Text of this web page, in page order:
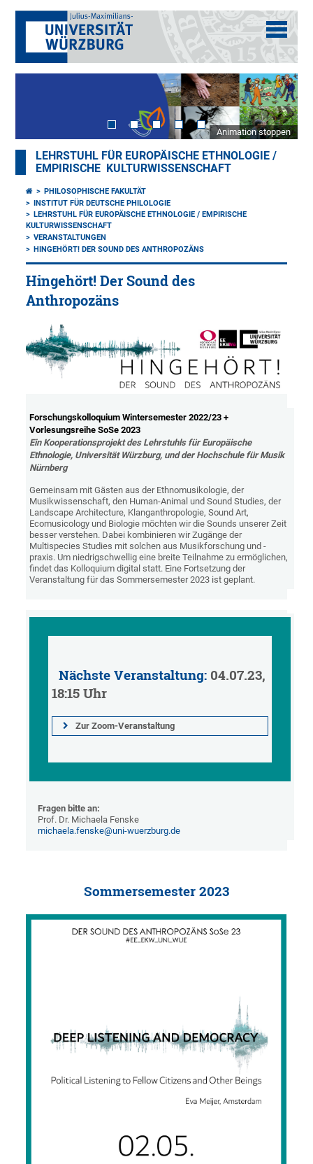
Animation stoppen
LEHRSTUHL FÜR EUROPÄISCHE ETHNOLOGIE /
EMPIRISCHE KULTURWISSENSCHAFT
PHILOSOPHISCHE FAKULTÄT
INSTITUT FÜR DEUTSCHE PHILOLOGIE
LEHRSTUHL FÜR EUROPÄISCHE ETHNOLOGIE / EMPIRISCHE
KULTURWISSENSCHAFT
VERANSTALTUNGEN
HINGEHÖRT! DER SOUND DES ANTHROPOZÄNS
Hingehört! Der Sound des
Anthropozäns
Forschungskolloquium Wintersemester 2022/23 +
Vorlesungsreihe SoSe 2023
Ein Kooperationsprojekt des Lehrstuhls für Europäische
Ethnologie, Universität Würzburg, und der Hochschule für Musik
Nürnberg
Gemeinsam mit Gästen aus der Ethnomusikologie, der
Musikwissenschaft, den Human-Animal und Sound Studies, der
Landscape Architecture, Klanganthropologie, Sound Art,
Ecomusicology und Biologie möchten wir die Sounds unserer Zeit
besser verstehen. Dabei kombinieren wir Zugänge der
Multispecies Studies mit solchen aus Musikforschung und -
praxis. Um niedrigschwellig eine breite Teilnahme zu ermöglichen,
findet das Kolloquium digital statt. Eine Fortsetzung der
Veranstaltung für das Sommersemester 2023 ist geplant.
Nächste Veranstaltung: 04.07.23,
18:15 Uhr
Zur Zoom-Veranstaltung
    Fragen bitte an:
    Prof. Dr. Michaela Fenske
michaela.fenske@uni-wuerzburg.de
Sommersemester 2023